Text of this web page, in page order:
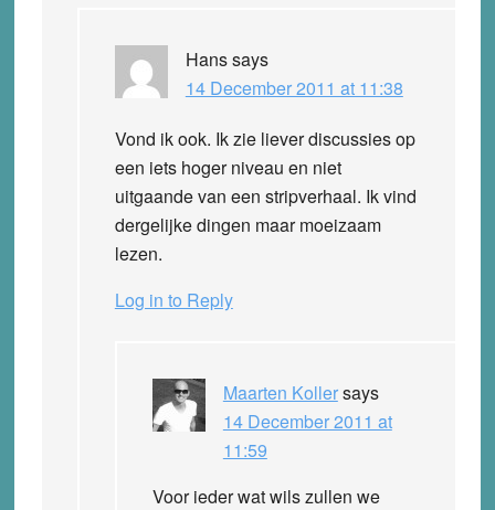
Hanssays
14 December 2011 at 11:38
Vond ik ook. Ik zie liever discussies op
een iets hoger niveau en niet
uitgaande van een stripverhaal. Ik vind
dergelijke dingen maar moeizaam
lezen.
Log in to Reply
Maarten Kollersays
14 December 2011 at
11:59
Voor ieder wat wils zullen we